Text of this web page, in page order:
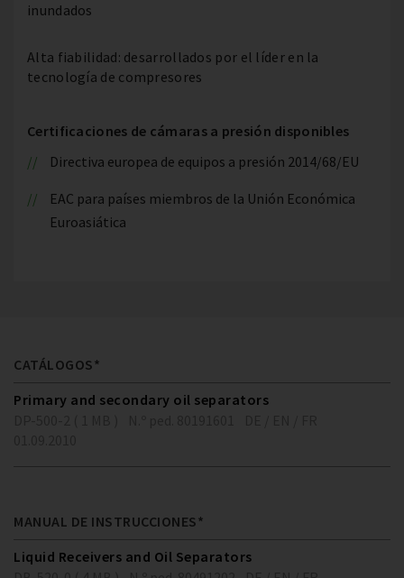
inundados
Alta fiabilidad: desarrollados por el líder en la
tecnología de compresores
Certificaciones de cámaras a presión disponibles
Directiva europea de equipos a presión 2014/68/EU
EAC para países miembros de la Unión Económica
Euroasiática
CATÁLOGOS*
Primary and secondary oil separators
MANUAL DE INSTRUCCIONES*
Liquid Receivers and Oil Separators